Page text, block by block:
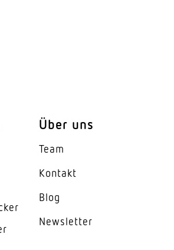
Über uns
Team
Kontakt
Blog
News­letter